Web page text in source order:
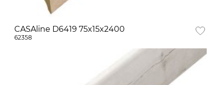
CASAline D6419 75x15x2400
62358